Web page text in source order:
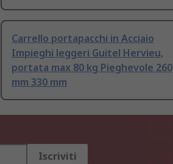
Carrello portapacchi in Acciaio
Impieghi leggeri Guitel Hervieu,
portata max 80 kg Pieghevole 260
mm 330 mm
Iscriviti